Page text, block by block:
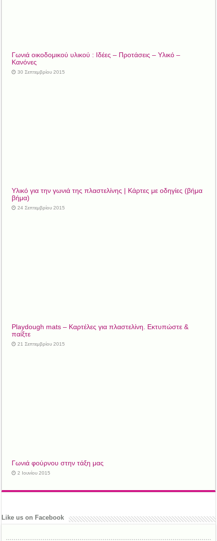
Γωνιά οικοδομικού υλικού : Ιδέες – Προτάσεις – Υλικό –
Κανόνες
30 Σεπτεμβρίου 2015
Υλικό για την γωνιά της πλαστελίνης | Κάρτες με οδηγίες (βήμα
βήμα)
24 Σεπτεμβρίου 2015
Playdough mats – Καρτέλες για πλαστελίνη. Εκτυπώστε &
παίξτε
21 Σεπτεμβρίου 2015
Γωνιά φούρνου στην τάξη μας
2 Ιουνίου 2015
Like us on Facebook